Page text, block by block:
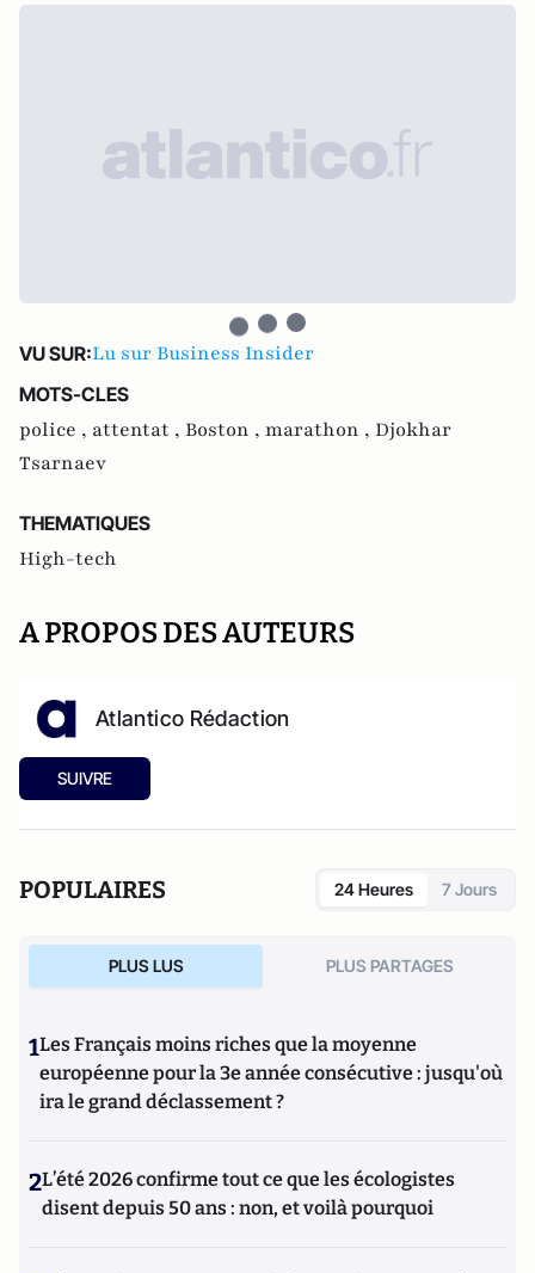
VU SUR:Lu sur Business Insider
MOTS-CLES
police , attentat , Boston , marathon , Djokhar
Tsarnaev
THEMATIQUES
High-tech
A PROPOS DES AUTEURS
Atlantico Rédaction
SUIVRE
POPULAIRES 24 Heures 7 Jours
PLUS LUS PLUS PARTAGES
1Les Français moins riches que la moyenne
européenne pour la 3e année consécutive : jusqu'où
ira le grand déclassement ?
2L’été 2026 confirme tout ce que les écologistes
disent depuis 50 ans : non, et voilà pourquoi